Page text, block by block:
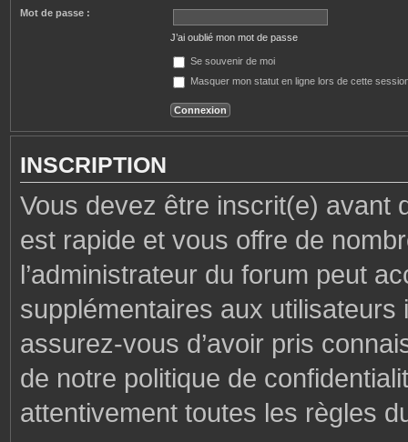
Mot de passe :
J’ai oublié mon mot de passe
Se souvenir de moi
Masquer mon statut en ligne lors de cette
INSCRIPTION
Vous devez être inscrit(e) avant
est rapide et vous offre de
l’administrateur du forum peut
supplémentaires aux
assurez-vous d’avoir pris
de notre politique de
attentivement toutes les règles